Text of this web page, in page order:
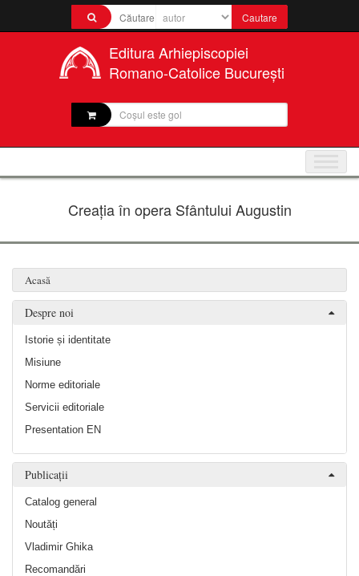
Editura Arhiepiscopiei
Romano-Catolice București
Coșul este gol
Creația în opera Sfântului Augustin
Acasă
Despre noi
Istorie și identitate
Misiune
Norme editoriale
Servicii editoriale
Presentation EN
Publicații
Catalog general
Noutăți
Vladimir Ghika
Recomandări